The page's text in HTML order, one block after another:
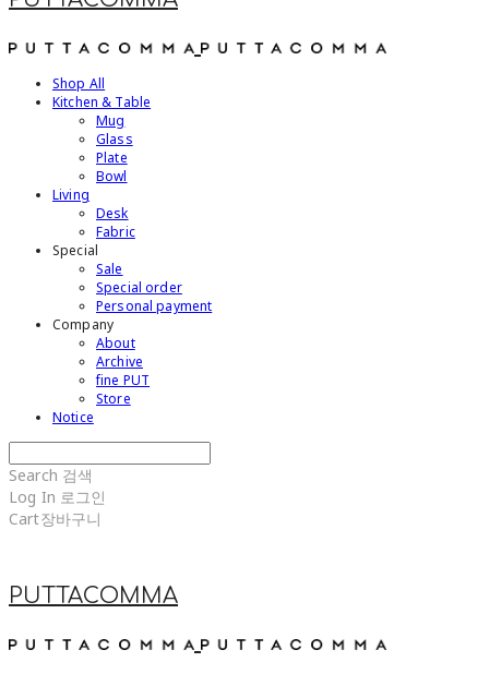
Shop All
Kitchen & Table
Mug
Glass
Plate
Bowl
Living
Desk
Fabric
Special
Sale
Special order
Personal payment
Company
About
Archive
fine PUT
Store
Notice
Search 검색
Log In 로그인
Cart장바구니
PUTTACOMMA